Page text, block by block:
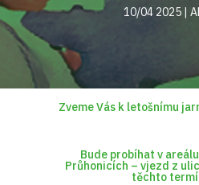
10/04 2025|
Zveme Vás k letošnímu
Bude probíhat v
Průhonicích – vjezd z
těchto